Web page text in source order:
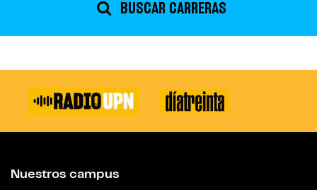
BUSCAR CARRERAS
Nuestros campus